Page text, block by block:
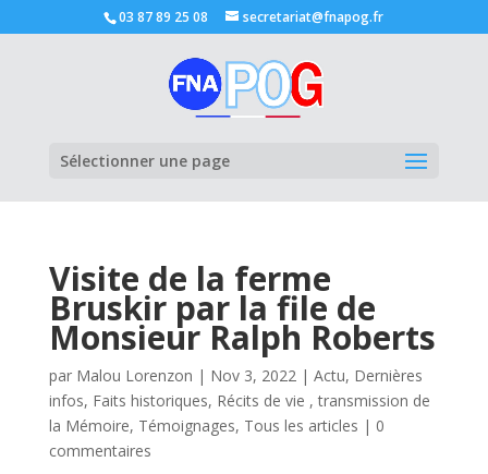
03 87 89 25 08 secretariat@fnapog.fr
Sélectionner une page
Visite de la ferme
Bruskir par la file de
Monsieur Ralph Roberts
par Malou Lorenzon | Nov 3, 2022| Actu, Dernières
infos, Faits historiques, Récits de vie , transmission de
la Mémoire, Témoignages, Tous les articles | 0
commentaires